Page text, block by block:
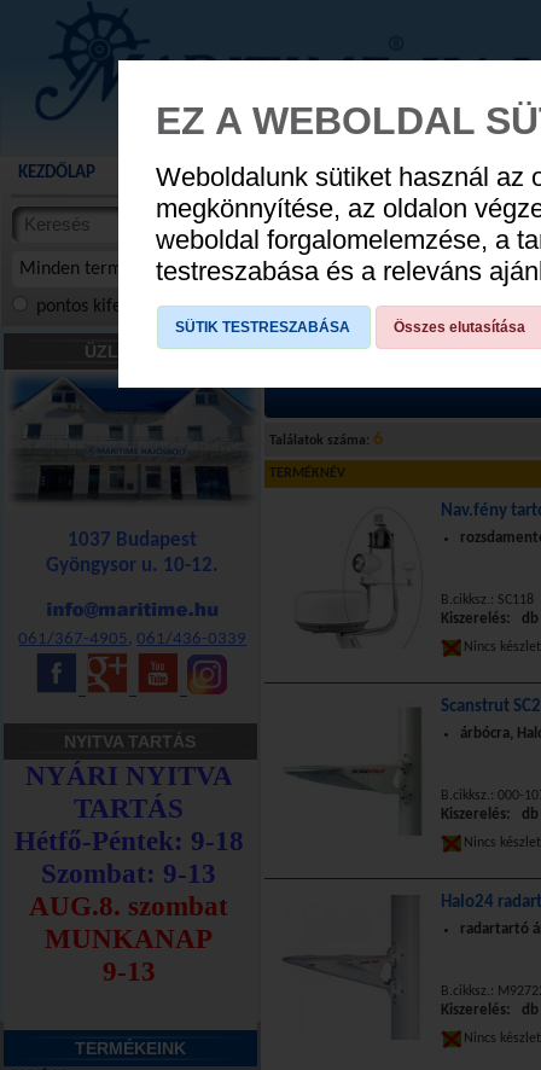
AUGUSZTUS
KEZDŐLAP AKCIÓS TERMÉKEK WEBÁRUHÁZ HÍREK
Minden termék
termékekben
cikkekben
pontos kifejezés összes szóra szóra, szótöredék
ÜZLETÜNK
1037 Budapest
Gyöngysor u. 10-12.
061/367-4905,061/436-0339
NYITVA TARTÁS
TERMÉKEINK
MŰSZEREK»Lowrance hajózási
Találatok száma: 6
TERMÉKNÉV
Nav.fény
B.cikksz.: SC118
Kiszerelés: db
Nincs
Scanstrut
árbócra,
B.cikksz.: 000-
Kiszerelés: db
Nincs
Halo24
radartartó
B.cikksz.:
Kiszerelés: db
Nincs
EZ A WEBOLDAL
Weboldalunk sütiket használ az
megkönnyítése, az oldalon
weboldal forgalomelemzése, a
testreszabása és a releváns
SÜTIK TESTRESZABÁSA Összes elutasítása